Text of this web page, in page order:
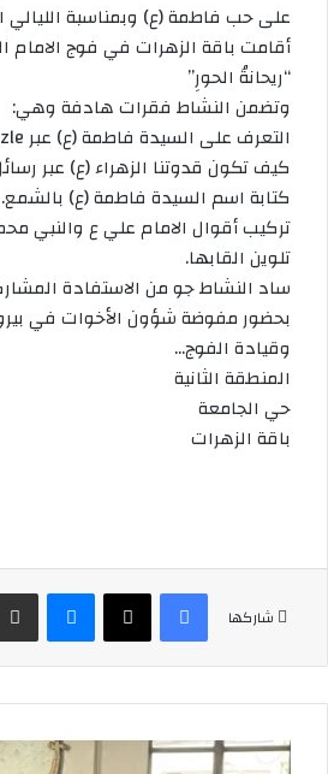
على حب فاطمة (ع) وبمناسبة الليالي
أقامت باقة الزهرات في فوج الامام
“ريحانةُ الحورِ”
وتضمن النشاط فقرات هادفة وهي:
التعرف على السيدة فاطمة (ع) عبر puzzle وتخطيط اسمها.
كيف تكون قدوتنا الزهراء (ع) عبر
كتابة اسم السيدة فاطمة (ع) بالشمع.
تركيب أقوال الامام علي ع والنبي
تلوين القابها.
ساد النشاط جو من الاستفادة
بحضور مفوضة شؤون الأخوات في
وقيادة الفوج…
المنطقة الثانية
حي الجامعة
باقة الزهرات
شاركها
فيسبوك
‫X ماسنجر
مرجعي